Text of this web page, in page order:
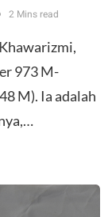
2 Mins read
973 M-
M). Ia adalah